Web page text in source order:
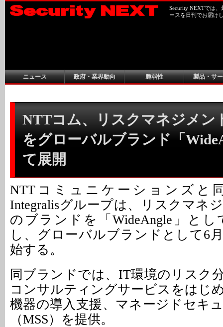
Security NEXTでは
ースを日刊でお届け
ニュース 政府・業界動向 脆弱性 製品・サ
NTTコム、リスクマネジメン
をグローバルブランド「
て展開
NTTコミュニケーションズと
Integralisグループは、リスクマネ
のブランドを「WideAngle」と
し、グローバルブランドとして6
始する。
同ブランドでは、IT環境のリスク
コンサルティングサービスをはじ
機器の導入支援、マネージドセキ
（MSS）を提供。